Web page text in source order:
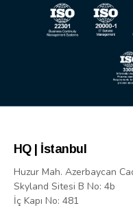
HQ | İstanbul
Huzur Mah. Azerbaycan
Skyland Sitesi B No: 4b
İç Kapı No: 481